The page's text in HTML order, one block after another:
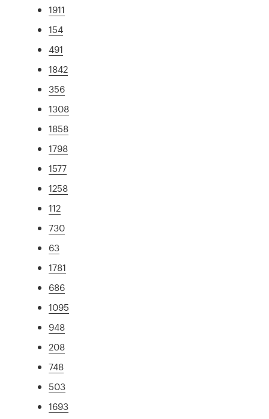
1911
154
491
1842
356
1308
1858
1798
1577
1258
112
730
63
1781
686
1095
948
208
748
503
1693